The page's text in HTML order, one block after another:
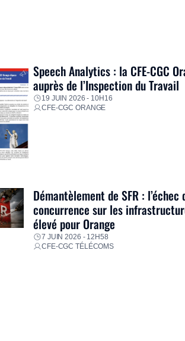
Speech Analytics : la CFE-CGC
auprès de l’Inspection du Travail
19 JUIN 2026 - 10H16
CFE-CGC ORANGE
Démantèlement de SFR :
concurrence sur les
élevé pour Orange
7 JUIN 2026 - 12H58
CFE-CGC TÉLÉCOMS